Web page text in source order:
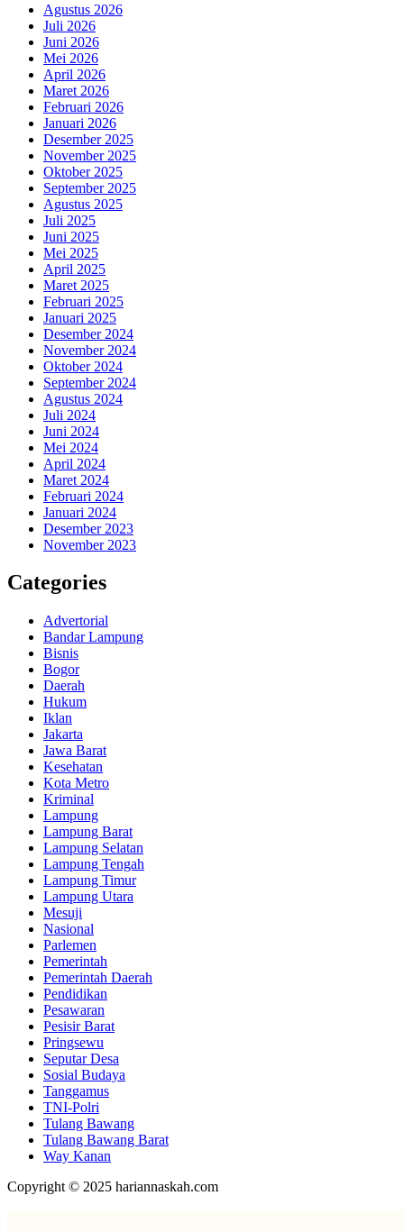
Agustus 2026
Juli 2026
Juni 2026
Mei 2026
April 2026
Maret 2026
Februari 2026
Januari 2026
Desember 2025
November 2025
Oktober 2025
September 2025
Agustus 2025
Juli 2025
Juni 2025
Mei 2025
April 2025
Maret 2025
Februari 2025
Januari 2025
Desember 2024
November 2024
Oktober 2024
September 2024
Agustus 2024
Juli 2024
Juni 2024
Mei 2024
April 2024
Maret 2024
Februari 2024
Januari 2024
Desember 2023
November 2023
Categories
Advertorial
Bandar Lampung
Bisnis
Bogor
Daerah
Hukum
Iklan
Jakarta
Jawa Barat
Kesehatan
Kota Metro
Kriminal
Lampung
Lampung Barat
Lampung Selatan
Lampung Tengah
Lampung Timur
Lampung Utara
Mesuji
Nasional
Parlemen
Pemerintah
Pemerintah Daerah
Pendidikan
Pesawaran
Pesisir Barat
Pringsewu
Seputar Desa
Sosial Budaya
Tanggamus
TNI-Polri
Tulang Bawang
Tulang Bawang Barat
Way Kanan
Copyright © 2025 hariannaskah.com